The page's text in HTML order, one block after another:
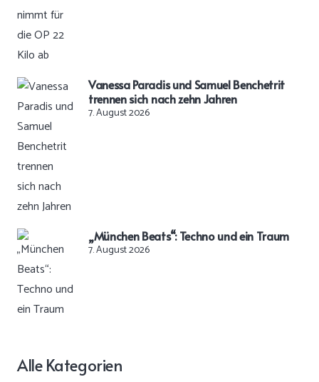
Vanessa Paradis und Samuel Benchetrit
trennen sich nach zehn Jahren
7. August 2026
„München Beats“: Techno und ein Traum
7. August 2026
Alle Kategorien